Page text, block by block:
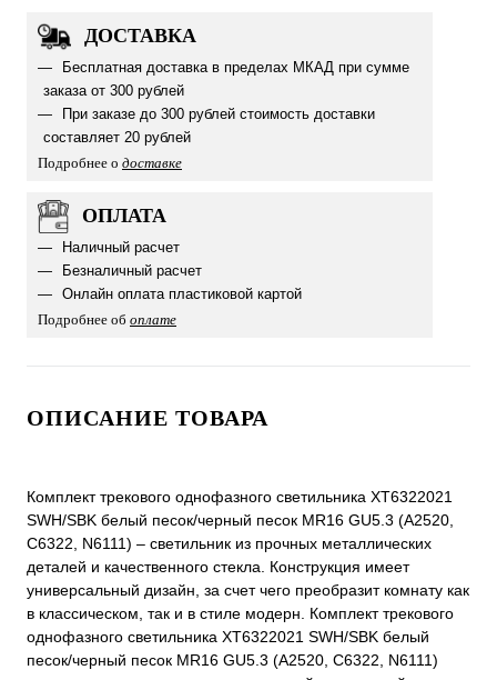
ДОСТАВКА
Бесплатная доставка в пределах МКАД при сумме
заказа от 300 рублей
При заказе до 300 рублей стоимость доставки
составляет 20 рублей
Подробнее о доставке
ОПЛАТА
Наличный расчет
Безналичный расчет
Онлайн оплата пластиковой картой
Подробнее об оплате
ОПИСАНИЕ ТОВАРА
Комплект трекового однофазного светильника XT6322021
SWH/SBK белый песок/черный песок MR16 GU5.3 (A2520,
C6322, N6111) – светильник из прочных металлических
деталей и качественного стекла. Конструкция имеет
универсальный дизайн, за счет чего преобразит комнату как
в классическом, так и в стиле модерн. Комплект трекового
однофазного светильника XT6322021 SWH/SBK белый
песок/черный песок MR16 GU5.3 (A2520, C6322, N6111)